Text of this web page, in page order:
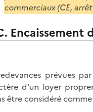
commerciaux (CE,
Encaissement
prévues
d'un loyer
être considéré